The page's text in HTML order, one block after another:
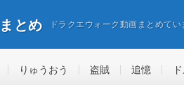
とめ ドラクエウォーク動画まとめてい
りゅうおう 盗賊 追憶